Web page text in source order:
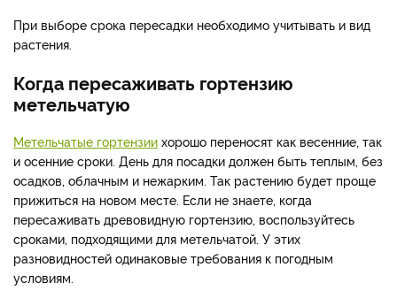
При выборе срока пересадки необходимо учитывать и вид
растения.
Когда пересаживать гортензию
метельчатую
Метельчатые гортензии хорошо переносят как весенние, так
и осенние сроки. День для посадки должен быть теплым, без
осадков, облачным и нежарким. Так растению будет проще
прижиться на новом месте. Если не знаете, когда
пересаживать древовидную гортензию, воспользуйтесь
сроками, подходящими для метельчатой. У этих
разновидностей одинаковые требования к погодным
условиям.